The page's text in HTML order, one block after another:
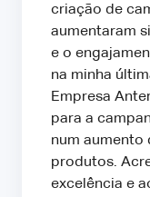
criação de
aumentaram
e o
na minha
Empresa
para a
num aumento
produtos.
excelência e